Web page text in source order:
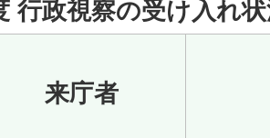
行政視察の受け入れ
来庁者